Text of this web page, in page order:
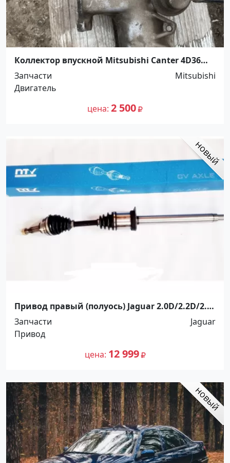
Коллектор впускной Mitsubishi Canter 4D36
Краснодар
Запчасти
Mitsubishi
Двигатель
цена 2 500
Привод правый (полуось) Jaguar 2.0D/2.2D/2.1
2002-2010 Краснодар
Запчасти
Jaguar
Привод
цена 12 999